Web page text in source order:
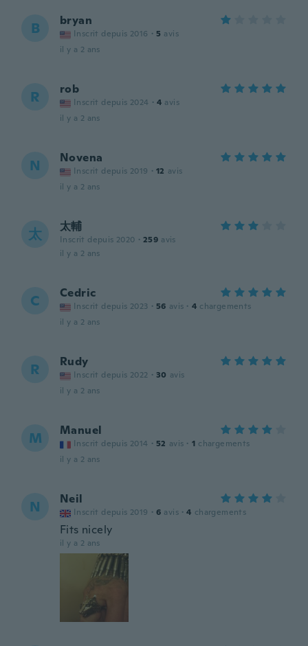
B bryan
Inscrit depuis 2016 · 5 avis
il y a 2 ans
R rob
Inscrit depuis 2024 · 4 avis
il y a 2 ans
N Novena
Inscrit depuis 2019 · 12 avis
il y a 2 ans
太 太輔
Inscrit depuis 2020 · 259 avis
il y a 2 ans
C Cedric
Inscrit depuis 2023 · 56 avis · 4 chargements
il y a 2 ans
R Rudy
Inscrit depuis 2022 · 30 avis
il y a 2 ans
M Manuel
Inscrit depuis 2014 · 52 avis · 1 chargements
il y a 2 ans
N Neil
Inscrit depuis 2019 · 6 avis · 4 chargements
Fits nicely
il y a 2 ans